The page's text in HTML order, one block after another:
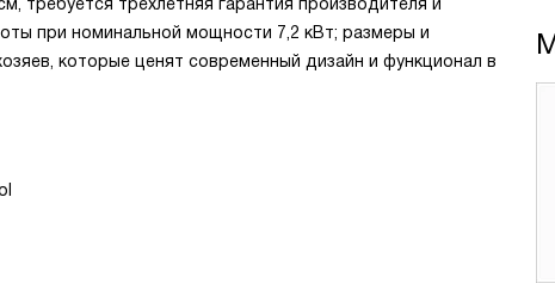
при номинальной мощности 7,2 кВт; размеры и
которые ценят современный дизайн и функционал в